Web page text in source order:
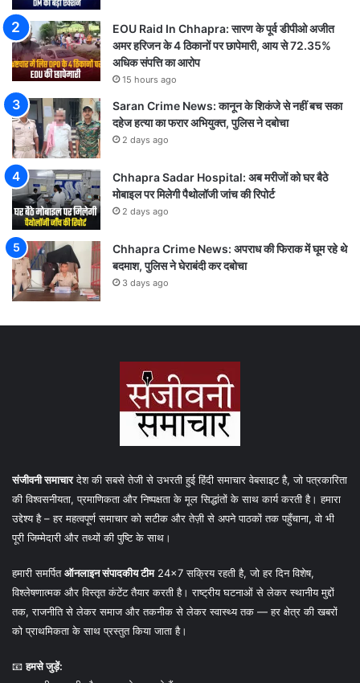
EOU Raid In Chhapra: सारण के पूर्व डीपीओ अजीत
अमर हरिजन के 4 ठिकानों पर छापेमारी, आय से 72.35%
अधिक संपत्ति का आरोप
15 hours ago
Saran Crime News: कानून के शिकंजे से नहीं बच सका
दहेज हत्या का फरार अभियुक्त, पुलिस ने दबोचा
2 days ago
Chhapra Sadar Hospital: अब मरीजों को घर बैठे
मोबाइल पर मिलेगी पैथोलॉजी जांच की रिपोर्ट
2 days ago
Chhapra Crime News: अपराध की फिराक में घूम रहे थे
बदमाश, पुलिस ने घेराबंदी कर दबोचा
3 days ago
संजीवनी समाचारदेश की सबसे तेजी से उभरती हुई हिंदी समाचार वेबसाइट है, जो पत्रकारिता
की विश्वसनीयता, प्रमाणिकता और निष्पक्षता के मूल सिद्धांतों के साथ कार्य करती है। हमारा
उद्देश्य है – हर महत्वपूर्ण समाचार को सटीक और तेज़ी से अपने पाठकों तक पहुँचाना, वो भी
पूरी जिम्मेदारी और तथ्यों की पुष्टि के साथ।
हमारी समर्पितऑनलाइन संपादकीय टीम24×7 सक्रिय रहती है, जो हर दिन विशेष,
विश्लेषणात्मक और विस्तृत कंटेंट तैयार करती है। राष्ट्रीय घटनाओं से लेकर स्थानीय मुद्दों
तक, राजनीति से लेकर समाज और तकनीक से लेकर स्वास्थ्य तक — हर क्षेत्र की खबरों
को प्राथमिकता के साथ प्रस्तुत किया जाता है।
📧हमसे जुड़ें: